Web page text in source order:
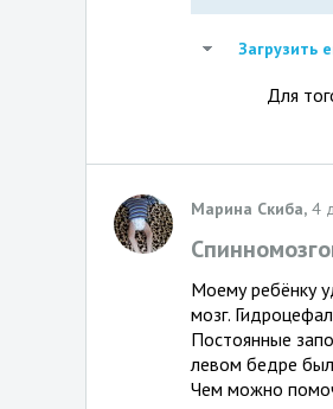
Загрузить
Для
Марина Скиба, 4
Моему ребёнку
мозг.
Постоянные
левом бедре был
Чем можно